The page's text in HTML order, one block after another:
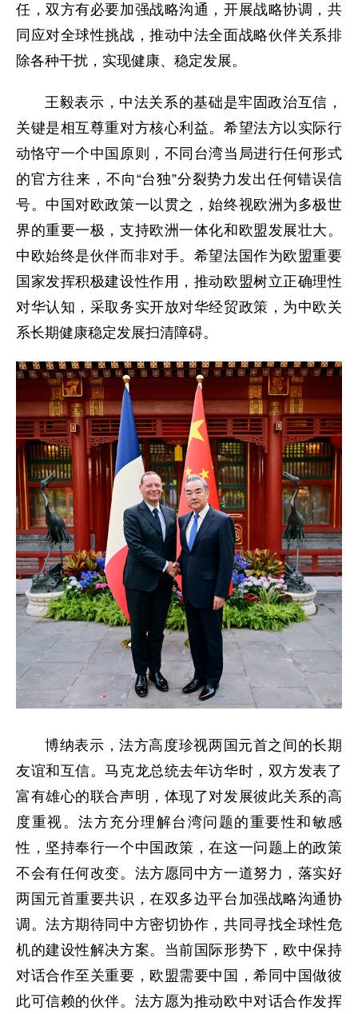
任，双方有必要加强战略沟通，开展战略协调，共
同应对全球性挑战，推动中法全面战略伙伴关系排
除各种干扰，实现健康、稳定发展。
王毅表示，中法关系的基础是牢固政治互信，
关键是相互尊重对方核心利益。希望法方以实际行
动恪守一个中国原则，不同台湾当局进行任何形式
的官方往来，不向“台独”分裂势力发出任何错误信
号。中国对欧政策一以贯之，始终视欧洲为多极世
界的重要一极，支持欧洲一体化和欧盟发展壮大。
中欧始终是伙伴而非对手。希望法国作为欧盟重要
国家发挥积极建设性作用，推动欧盟树立正确理性
对华认知，采取务实开放对华经贸政策，为中欧关
系长期健康稳定发展扫清障碍。
博纳表示，法方高度珍视两国元首之间的长期
友谊和互信。马克龙总统去年访华时，双方发表了
富有雄心的联合声明，体现了对发展彼此关系的高
度重视。法方充分理解台湾问题的重要性和敏感
性，坚持奉行一个中国政策，在这一问题上的政策
不会有任何改变。法方愿同中方一道努力，落实好
两国元首重要共识，在双多边平台加强战略沟通协
调。法方期待同中方密切协作，共同寻找全球性危
机的建设性解决方案。当前国际形势下，欧中保持
对话合作至关重要，欧盟需要中国，希同中国做彼
此可信赖的伙伴。法方愿为推动欧中对话合作发挥